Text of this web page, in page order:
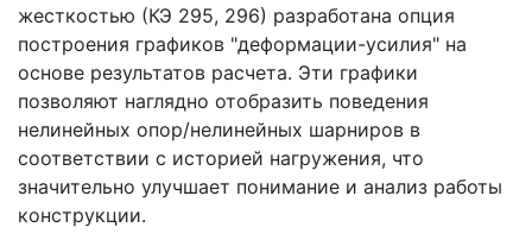
жесткостью (КЭ 295, 296) разработана опция
построения графиков "деформации-усилия" на
основе результатов расчета. Эти графики
позволяют наглядно отобразить поведения
нелинейных опор/нелинейных шарниров в
соответствии с историей нагружения, что
значительно улучшает понимание и анализ работы
конструкции.